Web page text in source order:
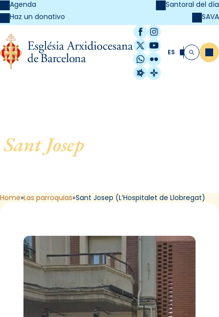
Agenda
Haz un donativo
Santoral del día
SAVA
Facebook
Instagram
X / Twitter
YouTube
WhatsApp
Flickr
Radio Estel
Catalunya
ES Buscar
Sant Josep
de Llobregat (L’Hospitalet
Home Las parroquias Sant Josep (L’Hospitalet de Llobregat)